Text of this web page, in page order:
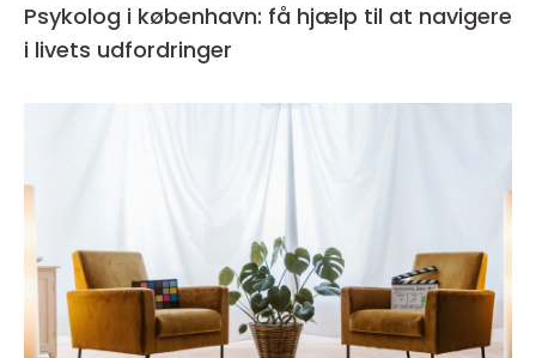
Psykolog i københavn: få hjælp til at navigere
i livets udfordringer